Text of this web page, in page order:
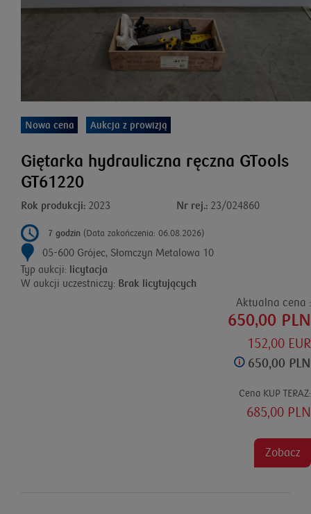
Nowa cena Aukcja z prowizją
Giętarka hydrauliczna ręczna GTools
GT61220
Rok produkcji: 2023 Nr rej.: 23/024860
Aktualna cena :
650,00 PLN
152,00 EUR
650,00 PLN
Cena KUP TERAZ:
685,00 PLN
Zobacz
7 godzin (Data zakończenia: 06.08.2026)
05-600 Grójec, Słomczyn Metalowa 10
Typ aukcji: licytacja
W aukcji uczestniczy: Brak licytujących